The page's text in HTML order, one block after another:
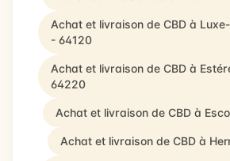
Achat et livraison de CBD à
- 64120
Achat et livraison de CBD à
64220
Achat et livraison de CBD à
Achat et livraison de CBD à